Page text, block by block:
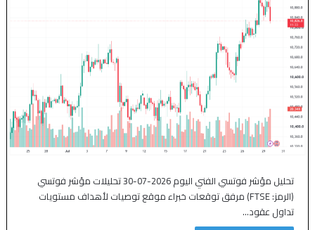
تحليل مؤشر فوتسي الفني اليوم 2026-07-30 تحليلات مؤشر فوتسي
(الرمز: FTSE) مرفق توقعات خبراء موقع توصيات لأهداف مستويات
تداول عقود…